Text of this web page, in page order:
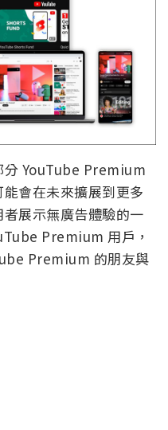
分 YouTube Premium
會在未來擴展到更多
展示無廣告體驗的一
Premium 用戶，
Premium 的朋友與